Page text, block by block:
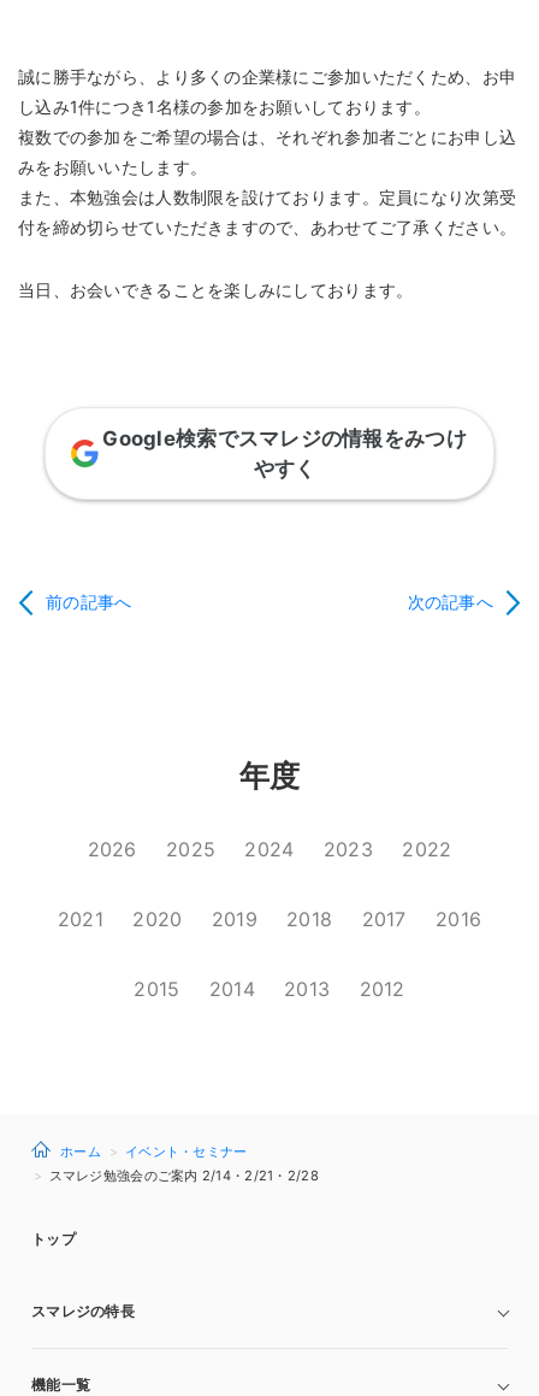
誠に勝手ながら、より多くの企業様にご参加いただくため、お申
し込み1件につき1名様の参加をお願いしております。
複数での参加をご希望の場合は、それぞれ参加者ごとにお申し込
みをお願いいたします。
また、本勉強会は人数制限を設けております。定員になり次第受
付を締め切らせていただきますので、あわせてご了承ください。
当日、お会いできることを楽しみにしております。
Google検索でスマレジの情報をみつけ
やすく
前の記事へ 次の記事へ
年度
2026 2025 2024 2023 2022
2021 2020 2019 2018 2017 2016
2015 2014 2013 2012
ホーム
イベント・セミナー
スマレジ勉強会のご案内 2/14・2/21・2/28
トップ
スマレジの特長
機能一覧